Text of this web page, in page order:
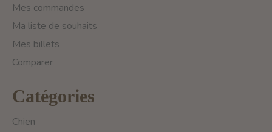
Mes commandes
Ma liste de souhaits
Mes billets
Comparer
Catégories
Chien